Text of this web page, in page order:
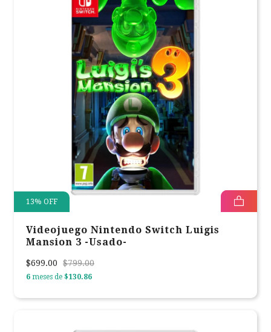
13% OFF
Videojuego Nintendo Switch Luigis
Mansion 3 -Usado-
$699.00 $799.00
6 meses de $130.86